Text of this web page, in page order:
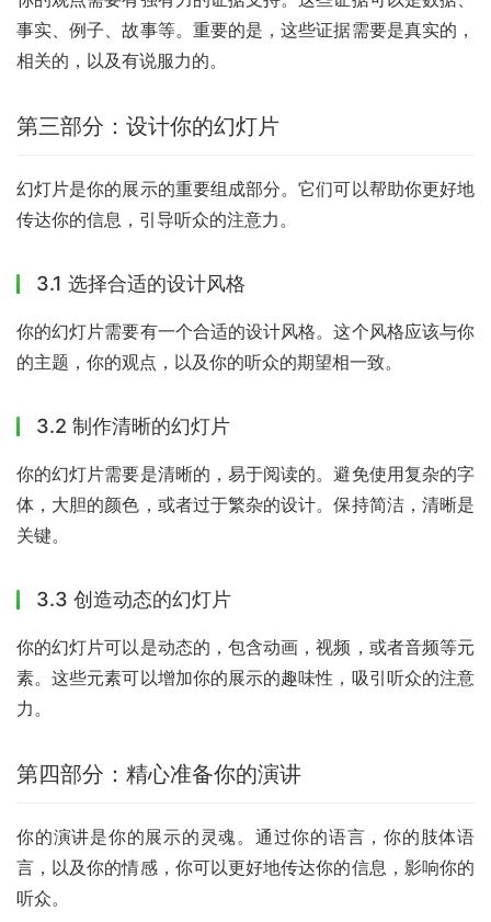
事实、例子、故事等。重要的是，这些证据需要是真实的，
相关的，以及有说服力的。
第三部分：设计你的幻灯片
幻灯片是你的展示的重要组成部分。它们可以帮助你更好地
传达你的信息，引导听众的注意力。
3.1 选择合适的设计风格
你的幻灯片需要有一个合适的设计风格。这个风格应该与你
的主题，你的观点，以及你的听众的期望相一致。
3.2 制作清晰的幻灯片
你的幻灯片需要是清晰的，易于阅读的。避免使用复杂的字
体，大胆的颜色，或者过于繁杂的设计。保持简洁，清晰是
关键。
3.3 创造动态的幻灯片
你的幻灯片可以是动态的，包含动画，视频，或者音频等元
素。这些元素可以增加你的展示的趣味性，吸引听众的注意
力。
第四部分：精心准备你的演讲
你的演讲是你的展示的灵魂。通过你的语言，你的肢体语
言，以及你的情感，你可以更好地传达你的信息，影响你的
听众。